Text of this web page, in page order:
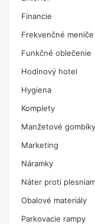
Financie
Frekvenčné meniče
Funkčné oblečenie
Hodinový hotel
Hygiena
Komplety
Manžetové gombíky
Marketing
Náramky
Náter proti
Obalové materiály
Parkovacie rampy